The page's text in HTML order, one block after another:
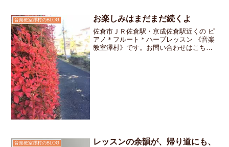
音楽教室澤村のBLOG お楽しみはまだまだ続くよ
佐倉市ＪＲ佐倉駅・京成佐倉駅近くの ピ
アノ＊フルート＊ハープレッスン 《音楽
教室澤村》です。お問い合わせはこちら
音楽教室澤村のBLOG
レッスンの余韻が、帰り道にも、